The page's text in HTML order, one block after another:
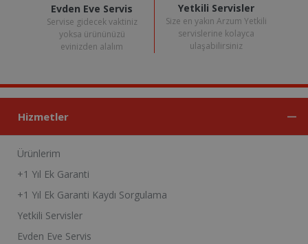
Evden Eve Servis
Servise gidecek vaktiniz
yoksa ürününüzü
evinizden alalım
Yetkili Servisler
Size en yakın Arzum Yetkili
servislerine kolayca
ulaşabilirsiniz
Hizmetler
Ürünlerim
+1 Yıl Ek Garanti
+1 Yıl Ek Garanti Kaydı Sorgulama
Yetkili Servisler
Evden Eve Servis